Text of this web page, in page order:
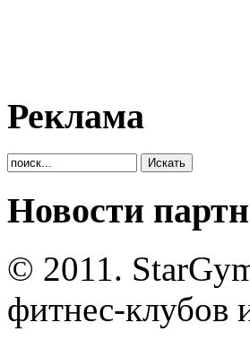
Реклама
Новости
© 2011.
фитнес-клубов